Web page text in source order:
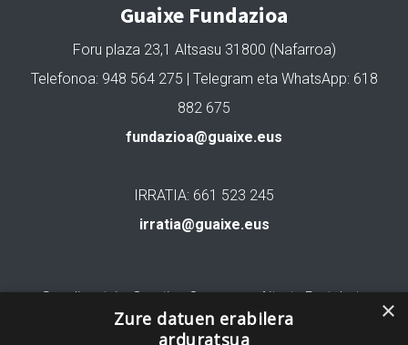
Guaixe Fundazioa
Foru plaza 23,1 Altsasu 31800 (Nafarroa)
Telefonoa: 948 564 275 | Telegram eta WhatsApp: 618
882 675
fundazioa@guaixe.eus
IRRATIA: 661 523 245
irratia@guaixe.eus
Gure lizentzia: Creative Commons Aitortu Partekatu
Codesyntaxek garatua
×
Zure datuen erabilera
arduratsua